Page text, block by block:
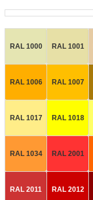
RAL 1000 RAL 1001
RAL 1006 RAL 1007
RAL 1017 RAL 1018
RAL 1034 RAL 2001
RAL 2011 RAL 2012